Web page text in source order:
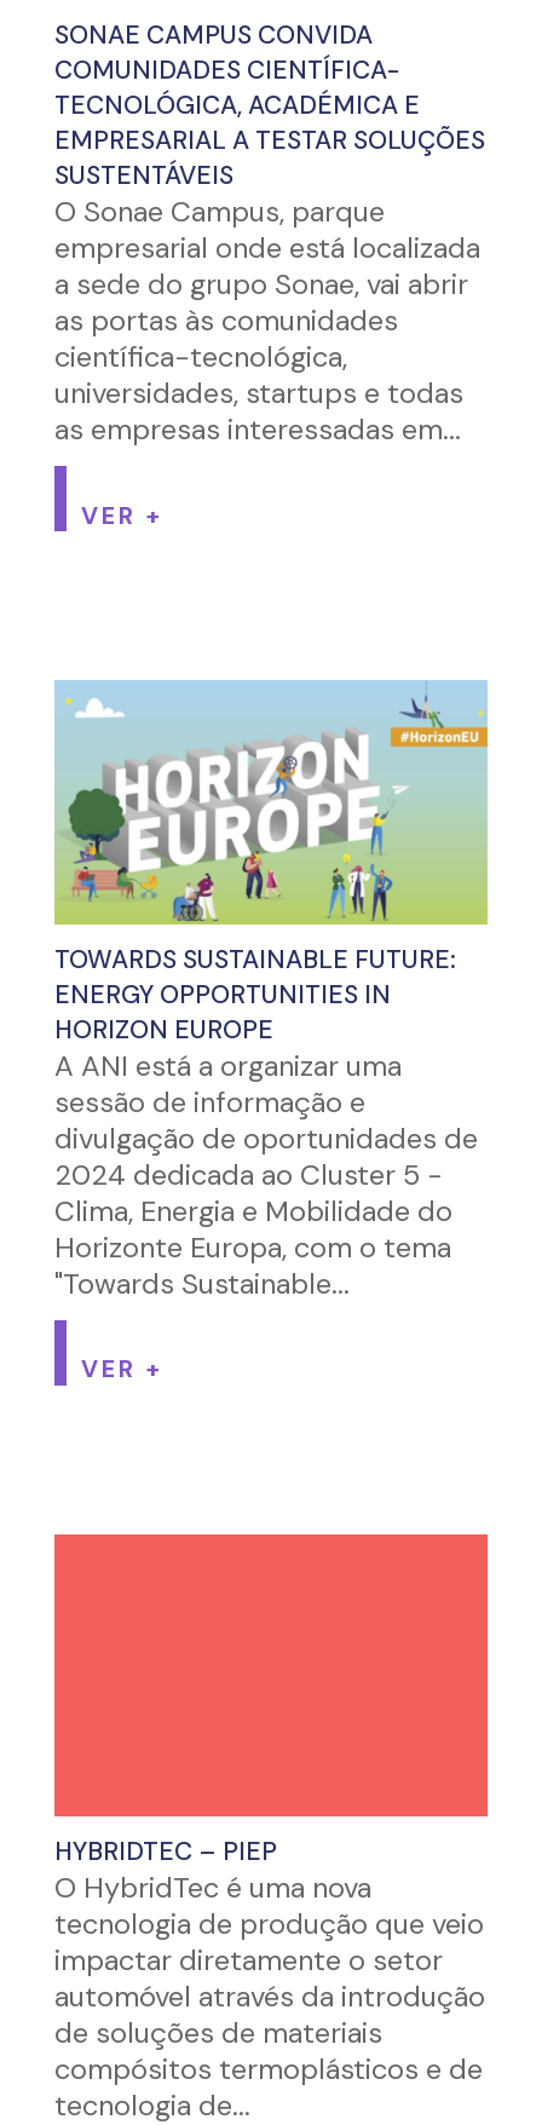
SONAE CAMPUS CONVIDA
COMUNIDADES CIENTÍFICA-
TECNOLÓGICA, ACADÉMICA E
EMPRESARIAL A TESTAR SOLUÇÕES
SUSTENTÁVEIS
O Sonae Campus, parque
empresarial onde está localizada
a sede do grupo Sonae, vai abrir
as portas às comunidades
científica-tecnológica,
universidades, startups e todas
as empresas interessadas em...
VER +
TOWARDS SUSTAINABLE FUTURE:
ENERGY OPPORTUNITIES IN
HORIZON EUROPE
A ANI está a organizar uma
sessão de informação e
divulgação de oportunidades de
2024 dedicada ao Cluster 5 -
Clima, Energia e Mobilidade do
Horizonte Europa, com o tema
"Towards Sustainable...
VER +
HYBRIDTEC – PIEP
O HybridTec é uma nova
tecnologia de produção que veio
impactar diretamente o setor
automóvel através da introdução
de soluções de materiais
compósitos termoplásticos e de
tecnologia de...